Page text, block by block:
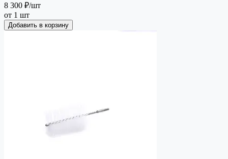
8 300 ₽/шт
от 1 шт
Добавить в корзину